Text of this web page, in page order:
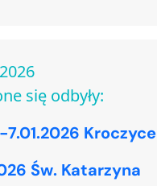
się odbyły:
7.01.2026 Kroczyce
Św. Katarzyna